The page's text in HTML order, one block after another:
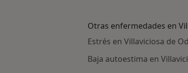
Otras enfermedades en
Estrés en Villaviciosa de
Baja autoestima en